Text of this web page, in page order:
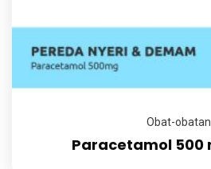
Obat-obatan
Paracetamol 500